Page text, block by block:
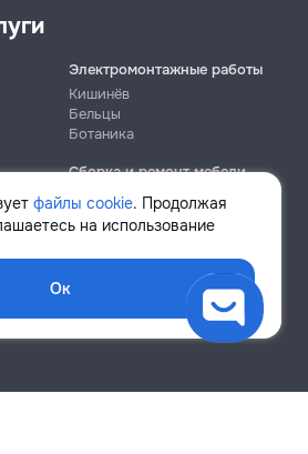
файлы cookie. Продолжая
на использование
Ок
Электромонтажные работы
Кишинёв
Бельцы
Ботаника
Сборка и ремонт мебели
Кишинёв
Ботаника